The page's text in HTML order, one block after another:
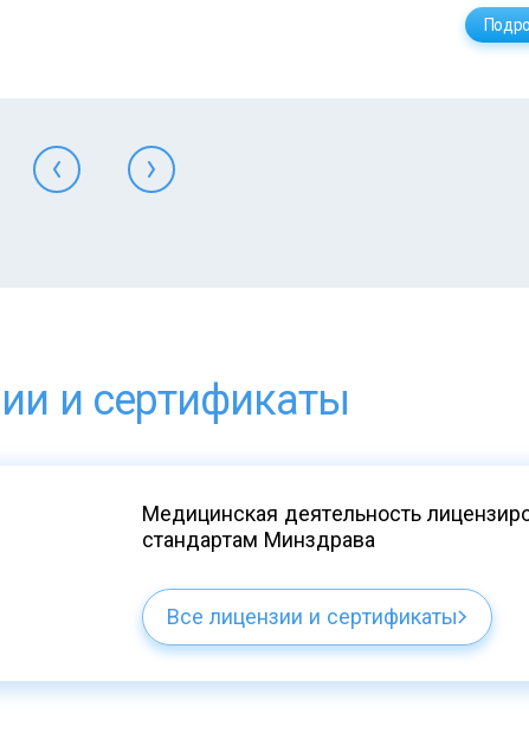
и сертификаты
Медицинская деятельность
стандартам Минздрава
Все лицензии и сертификаты